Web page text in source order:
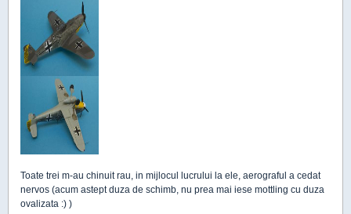
Toate trei m-au chinuit rau, in mijlocul lucrului la ele, aerograful a cedat
nervos (acum astept duza de schimb, nu prea mai iese mottling cu duza
ovalizata :) )